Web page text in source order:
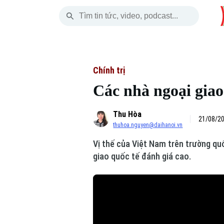
Chính trị
Xã hội
An ninh trật tự
Công nghệ
Người Hà Nội
Khoảnh khắc Hà
Ẩm thực
Quân sự
Hồ sơ
Người
Chính trị
Các nhà ngoại
Thu Hòa
thuhoa.nguyen@daihanoi.vn
21/08/
Vị thế của Việt Nam trên trường
giao quốc tế đánh giá cao.